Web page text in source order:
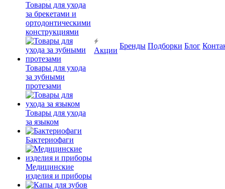
Товары для ухода
за брекетами и
ортодонтическими
конструкциями
Товары для ухода
за зубными
протезами
Товары для ухода
за языком
Бактериофаги
Медицинские
изделия и приборы
Акции
Бренды Подборки Блог